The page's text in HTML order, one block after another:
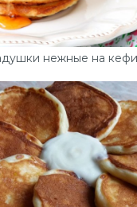
нежные на